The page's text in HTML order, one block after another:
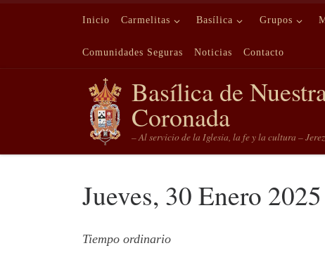
Saltar al contenido
Inicio Carmelitas Basílica Grupos
Comunidades Seguras Noticias Contacto
Basílica de
Coronada
– Al servicio de la Iglesia, la fe y la cultura –
Jueves, 30 Enero 2025
Tiempo ordinario